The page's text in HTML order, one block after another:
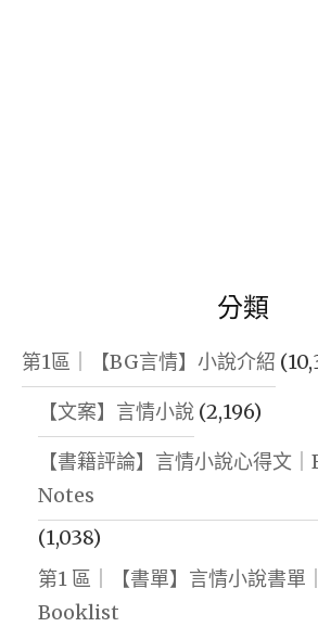
分類
第1區｜【BG言情】小說介紹
【文案】言情小說 (2,196)
【書籍評論】言情小說心得文
Notes
(1,038)
第1 區｜【書單】言情小說書
Booklist